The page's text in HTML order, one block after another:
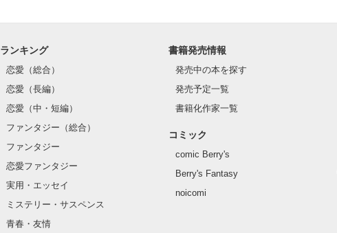
ランキング
恋愛（総合）
恋愛（長編）
恋愛（中・短編）
ファンタジー（総合）
ファンタジー
恋愛ファンタジー
実用・エッセイ
ミステリー・サスペンス
青春・友情
書籍発売情報
発売中の本を探す
発売予定一覧
書籍化作家一覧
コミック
comic Berry's
Berry's Fantasy
noicomi